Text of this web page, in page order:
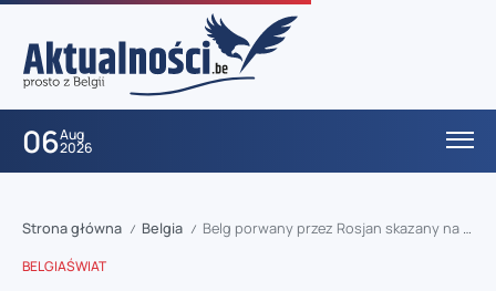
06Aug
2026
Strona główna / Belgia / Belg porwany przez Rosjan skazany na dziesięć lat pracy przymusowej w Republice Środkowoafrykańskiej
BELGIAŚWIAT